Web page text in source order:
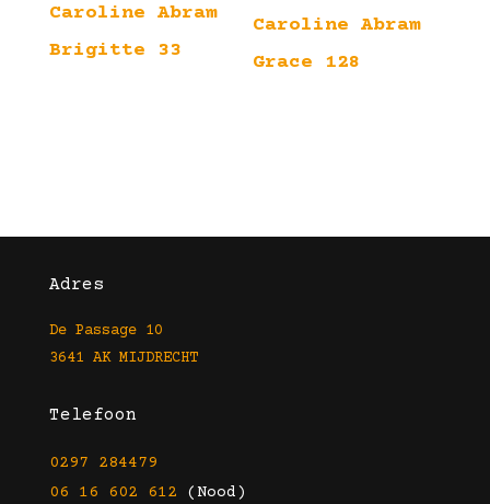
Caroline Abram
Brigitte 33
Caroline Abram
Grace 128
Adres
De Passage 10
3641 AK MIJDRECHT
Telefoon
0297 284479
06 16 602 612 (Nood)